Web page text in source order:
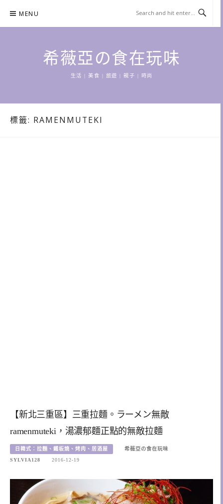
content
MENU
希薇亞の食在玩味
生活 | 美食 | 旅遊 | 親子 | 時尚
標籤: RAMENMUTEKI
【新北三重區】三重拉麵。ラーメン無敵
ramenmuteki，湯濃郁麵正點的無敵拉麵
日韓式：拉麵、鐵板燒、烤肉、居酒屋
希薇亞の食在玩味
SYLVIA128
2016-12-19